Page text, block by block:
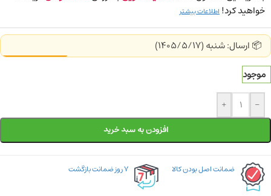
خواهید کرد! اطلاعات بیشتر
📦 ارسال: شنبه (1405/5/17)
موجود
-
+
افزودن به سبد خرید
ضمانت اصل بودن کالا ۷ روز ضمانت بازگشت